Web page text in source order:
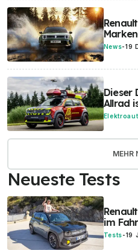
News-19
Dieser
Allrad
MEHR
Neueste Tests
im
Tests-19